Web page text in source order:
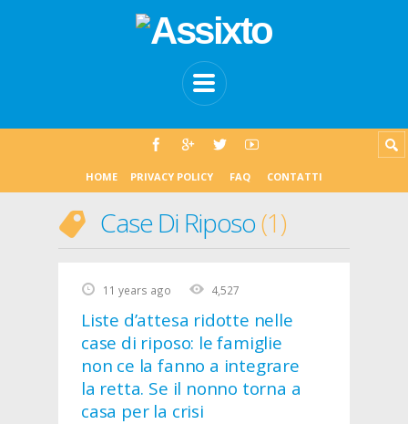
HOME PRIVACY POLICY FAQ CONTATTI
Case Di Riposo1
11 years ago 4,527
Liste d’attesa ridotte nelle
case di riposo: le famiglie
non ce la fanno a integrare
la retta. Se il nonno torna a
casa per la crisi